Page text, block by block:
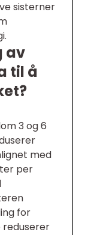
sisterner
av
til å
3 og 6
med
per
for
reduserer